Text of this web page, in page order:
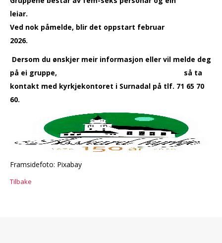
leiar.
Ved nok påmelde, blir det oppstart februar
2026.
Dersom du ønskjer meir informasjon eller vil melde deg
på ei gruppe, så ta
kontakt med kyrkjekontoret i Surnadal på tlf. 71 65 70
60.
Framsidefoto: Pixabay
Tilbake